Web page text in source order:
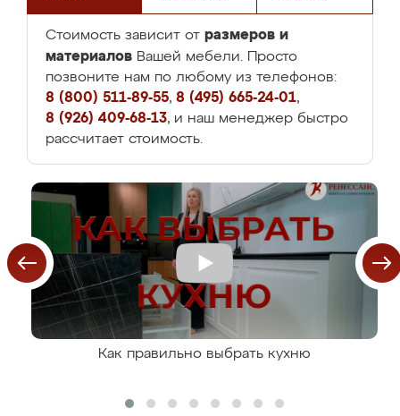
Стоимость зависит от размеров и
материалов Вашей мебели. Просто
позвоните нам по любому из телефонов:
8 (800) 511-89-55, 8 (495) 665-24-01,
8 (926) 409-68-13, и наш менеджер быстро
рассчитает стоимость.
Как правильно выбрать кухню